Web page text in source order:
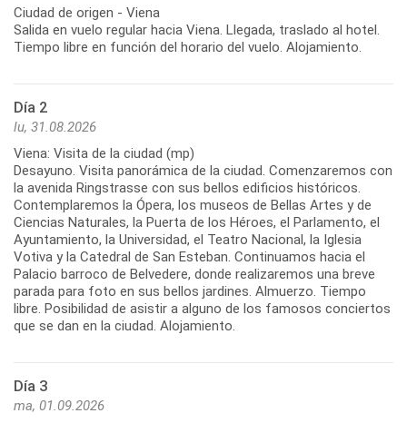
Ciudad de origen - Viena
Salida en vuelo regular hacia Viena. Llegada, traslado al hotel.
Tiempo libre en función del horario del vuelo. Alojamiento.
Día 2
lu, 31.08.2026
Viena: Visita de la ciudad (mp)
Desayuno. Visita panorámica de la ciudad. Comenzaremos con
la avenida Ringstrasse con sus bellos edificios históricos.
Contemplaremos la Ópera, los museos de Bellas Artes y de
Ciencias Naturales, la Puerta de los Héroes, el Parlamento, el
Ayuntamiento, la Universidad, el Teatro Nacional, la Iglesia
Votiva y la Catedral de San Esteban. Continuamos hacia el
Palacio barroco de Belvedere, donde realizaremos una breve
parada para foto en sus bellos jardines. Almuerzo. Tiempo
libre. Posibilidad de asistir a alguno de los famosos conciertos
Día 3
ma, 01.09.2026